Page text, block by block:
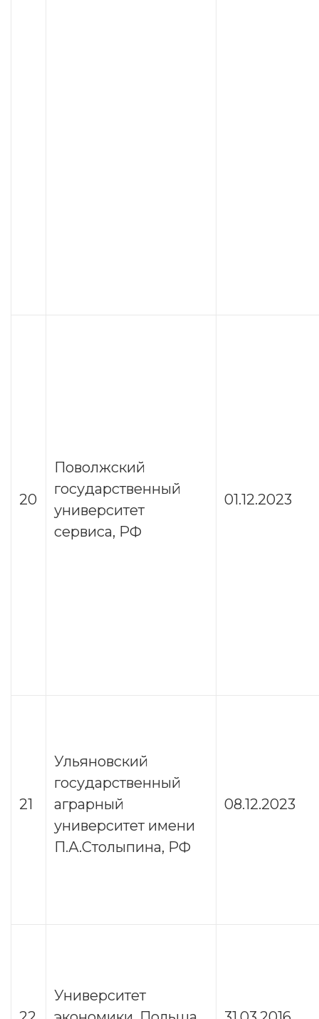
20
Поволжский
государственный
университет
сервиса, РФ
01.12.2023
21
Ульяновский
государственный
аграрный
университет имени
П.А.Столыпина, РФ
08.12.2023
Университет